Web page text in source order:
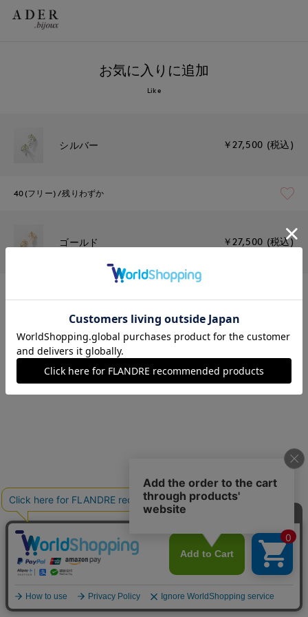
お気に入りに追加
Like
シルバー ￥27,500 (税込)
40(フリー) 残りわずか
ゴールド ￥27,500 (税込)